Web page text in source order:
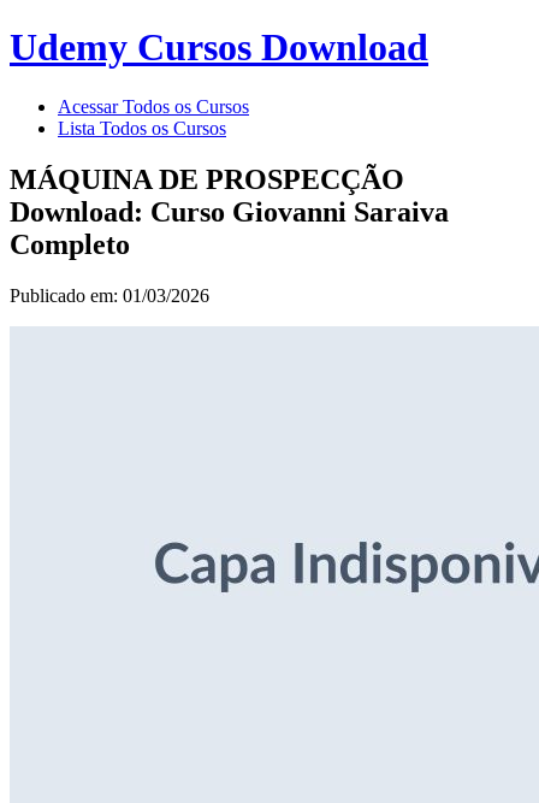
Udemy Cursos Download
Acessar Todos os Cursos
Lista Todos os Cursos
MÁQUINA DE PROSPECÇÃO
Download: Curso Giovanni Saraiva
Completo
Publicado em: 01/03/2026